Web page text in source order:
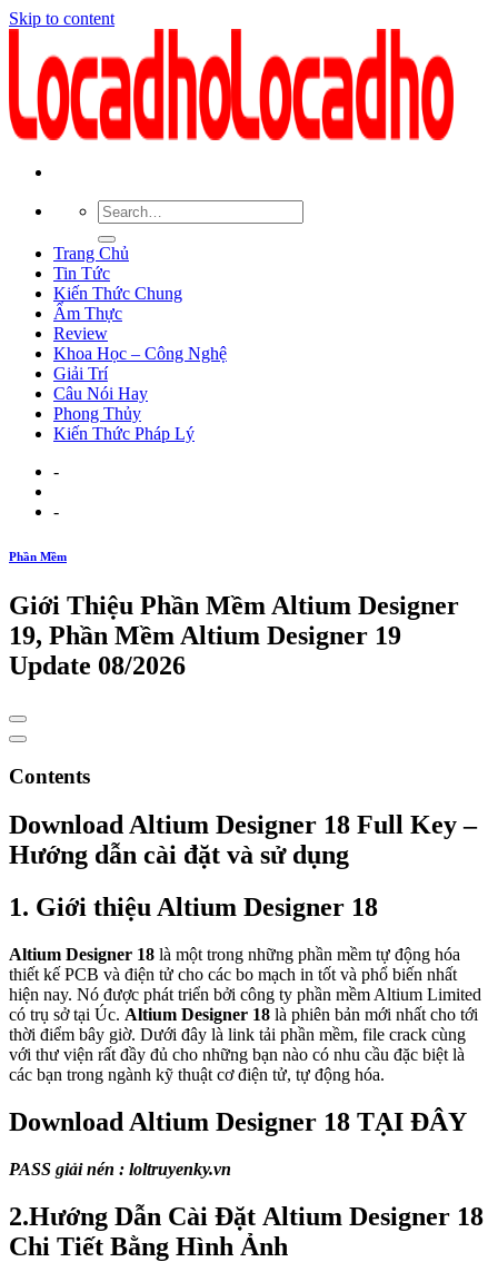
Skip to content
Trang Chủ
Tin Tức
Kiến Thức Chung
Ẩm Thực
Review
Khoa Học – Công Nghệ
Giải Trí
Câu Nói Hay
Phong Thủy
Kiến Thức Pháp Lý
-
-
Phần Mềm
Giới Thiệu Phần Mềm Altium Designer
19, Phần Mềm Altium Designer 19
Update 08/2026
Contents
Download Altium Designer 18 Full Key –
Hướng dẫn cài đặt và sử dụng
1. Giới thiệu Altium Designer 18
Altium Designer 18 là một trong những phần mềm tự động hóa
thiết kế PCB và điện tử cho các bo mạch in tốt và phổ biến nhất
hiện nay. Nó được phát triển bởi công ty phần mềm Altium Limited
có trụ sở tại Úc. Altium Designer 18 là phiên bản mới nhất cho tới
thời điểm bây giờ. Dưới đây là link tải phần mềm, file crack cùng
với thư viện rất đầy đủ cho những bạn nào có nhu cầu đặc biệt là
các bạn trong ngành kỹ thuật cơ điện tử, tự động hóa.
Download Altium Designer 18 TẠI ĐÂY
PASS giải nén : loltruyenky.vn
2.Hướng Dẫn Cài Đặt Altium Designer 18
Chi Tiết Bằng Hình Ảnh